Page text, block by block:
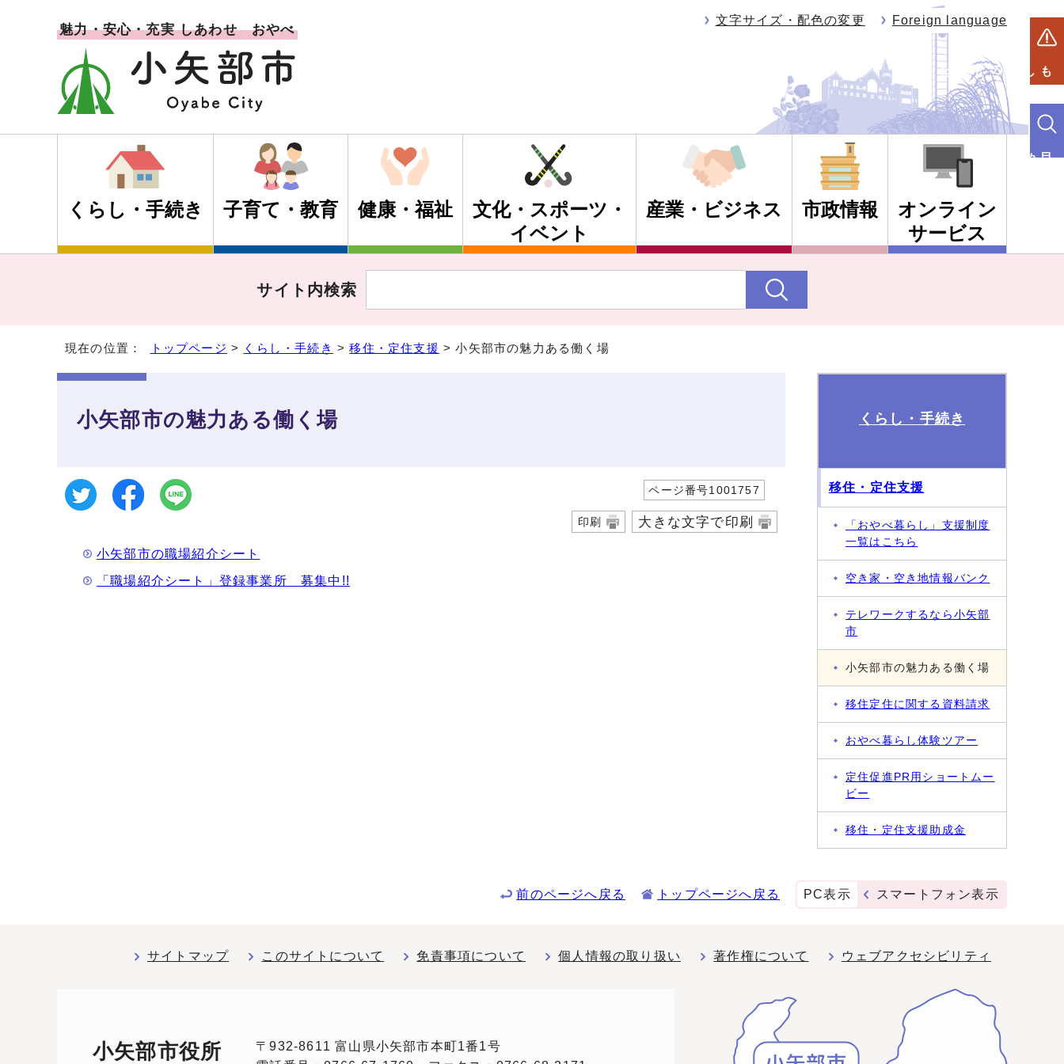
魅力・安心・充実 しあわせ おやべ
文字サイズ・配色の変更 Foreign language
もしものときは
くらし・手続き 子育て・教育 健康・福祉
文化・スポーツ・
イベント
産業・ビジネス 市政情報
オンライン
サービス
サイト内検索
現在の位置： トップページ > くらし・手続き >移住・定住支援 > 小矢部市の魅力ある働く場
小矢部市の魅力ある働く場
ページ番号1001757
印刷 大きな文字で印刷
小矢部市の職場紹介シート
「職場紹介シート」登録事業所 募集中!!
くらし・手続き
移住・定住支援
「おやべ暮らし」支援制度
一覧はこちら
空き家・空き地情報バンク
テレワークするなら小矢部
市
小矢部市の魅力ある働く場
移住定住に関する資料請求
おやべ暮らし体験ツアー
定住促進PR用ショートムー
ビー
移住・定住支援助成金
前のページへ戻る トップページへ戻る PC表示 スマートフォン表示
サイトマップ このサイトについて 免責事項について 個人情報の取り扱い 著作権について ウェブアクセシビリティ
小矢部市役所
〒932-8611 富山県小矢部市本町1番1号